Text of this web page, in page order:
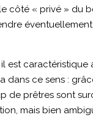
côté « privé » du
est
dans ce sens :
de prêtres sont
mais bien